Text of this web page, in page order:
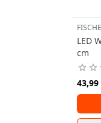
LED
cm
43,99